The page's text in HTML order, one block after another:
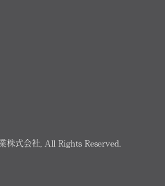
株式会社, All Rights Reserved.